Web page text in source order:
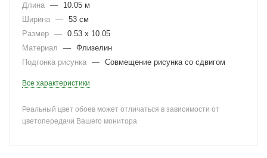
Длина —
10.05 м
Ширина — 53 см
Размер — 0.53 x 10.05
Материал
— Флизелин
Подгонка рисунка — Совмещение рисунка со сдвигом
Все характеристики
Реальный цвет обоев может отличаться в зависимости от
цветопередачи Вашего монитора